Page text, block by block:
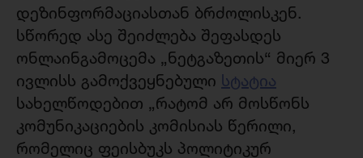
დეზინფორმაციასთან ბრძოლისკენ.
სწორედ ასე შეიძლება შეფასდეს
ონლაინგამოცემა „ნეტგაზეთის“ მიერ 3
ივლისს გამოქვეყნებული სტატია
სახელწოდებით „რატომ არ მოსწონს
კომუნიკაციების კომისიას წერილი,
რომელიც ფეისბუკს პოლიტიკურ